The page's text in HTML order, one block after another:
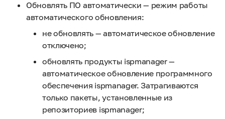
Обновлять ПО автоматически — режим работы
автоматического обновления:
не обновлять — автоматическое обновление
отключено;
обновлять продукты ispmanager —
автоматическое обновление программного
обеспечения ispmanager. Затрагиваются
только пакеты, установленные из
репозиториев ispmanager;